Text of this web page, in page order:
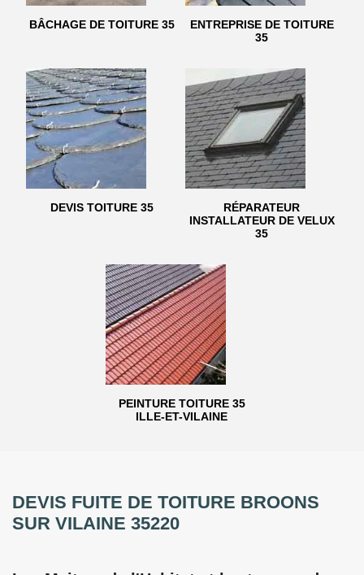
BÂCHAGE DE TOITURE 35
ENTREPRISE DE TOITURE
35
DEVIS TOITURE 35
RÉPARATEUR
INSTALLATEUR DE VELUX
35
PEINTURE TOITURE 35
ILLE-ET-VILAINE
DEVIS FUITE DE TOITURE BROONS
SUR VILAINE 35220